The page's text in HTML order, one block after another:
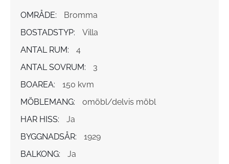
OMRÅDE:
Bromma
BOSTADSTYP:
Villa
ANTAL RUM:
4
ANTAL SOVRUM:
3
BOAREA:
150 kvm
MÖBLEMANG:
omöbl/delvis möbl
HAR HISS:
Ja
BYGGNADSÅR:
1929
BALKONG:
Ja